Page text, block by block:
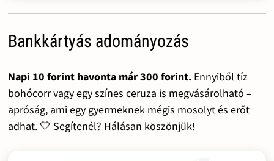
Bankkártyás adományozás
Napi 10 forint havonta már 300 forint.Ennyiből tíz
bohócorr vagy egy színes ceruza is megvásárolható –
apróság, ami egy gyermeknek mégis mosolyt és erőt
adhat. 🤍 Segítenél? Hálásan köszönjük!